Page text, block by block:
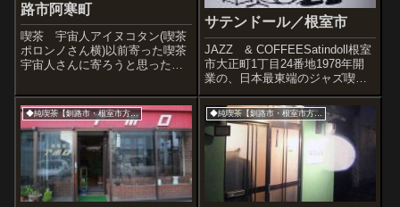
路市阿寒町
喫茶 宇宙人アイヌコタン(喫茶
ポロンノさん横)以前寄った喫茶
宇宙人さんに寄ろうと思ったけ
使っていて喫茶はお休み」との
ことで残念賞。今回はお休みで
したが、これは2002年当時に撮
った店内の一部。わ、アト゜イ
さんの肖...
サテンドール／根室市
JAZZ & COFFEESatindoll根室
市大正町1丁目24番地1978年開
業の、日本最東端のジャズ喫茶
『サテンドール』。もともと開
業した場所から移転し、根室駅
から近く、誰でもすぐ見つけら
れる非常に分かりやすい立地で
ある。昨日の『ニュ...
◆純喫茶【釧路市・根室市方面】 ◆純喫茶【釧路市・根室市方面】